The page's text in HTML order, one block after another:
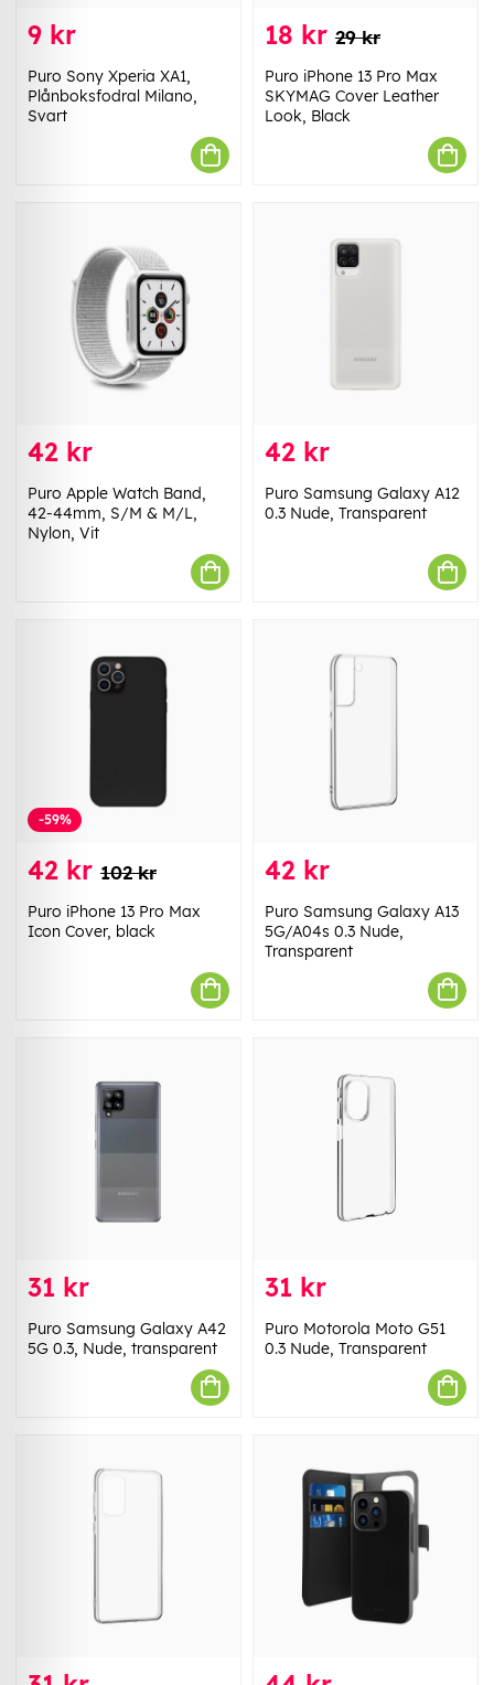
9 kr
Puro Sony Xperia XA1,
Plånboksfodral Milano,
Svart
18 kr 29 kr
Puro iPhone 13 Pro Max
SKYMAG Cover Leather
Look, Black
42 kr
Puro Apple Watch Band,
42-44mm, S/M & M/L,
Nylon, Vit
42 kr
Puro Samsung Galaxy A12
0.3 Nude, Transparent
-59%
42 kr 102 kr
Puro iPhone 13 Pro Max
Icon Cover, black
42 kr
Puro Samsung Galaxy A13
5G/A04s 0.3 Nude,
Transparent
31 kr
Puro Samsung Galaxy A42
5G 0.3, Nude, transparent
31 kr
Puro Motorola Moto G51
0.3 Nude, Transparent